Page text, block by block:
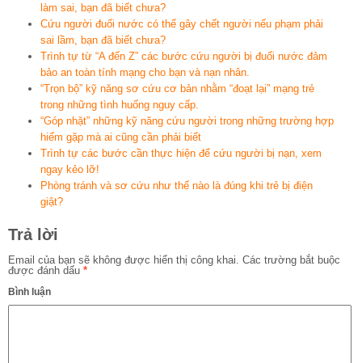
làm sai, bạn đã biết chưa?
Cứu người đuối nước có thể gây chết người nếu phạm phải
sai lầm, bạn đã biết chưa?
Trình tự từ “A đến Z” các bước cứu người bị đuối nước đảm
bảo an toàn tính mạng cho bạn và nạn nhân.
“Trọn bộ” kỹ năng sơ cứu cơ bản nhằm “đoạt lại” mạng trẻ
trong những tình huống nguy cấp.
“Góp nhặt” những kỹ năng cứu người trong những trường hợp
hiếm gặp mà ai cũng cần phải biết
Trình tự các bước cần thực hiện để cứu người bị nạn, xem
ngay kẻo lỡ!
Phòng tránh và sơ cứu như thế nào là đúng khi trẻ bị điện
giật?
Trả lời
Email của bạn sẽ không được hiển thị công khai. Các trường bắt buộc
được đánh dấu *
Bình luận